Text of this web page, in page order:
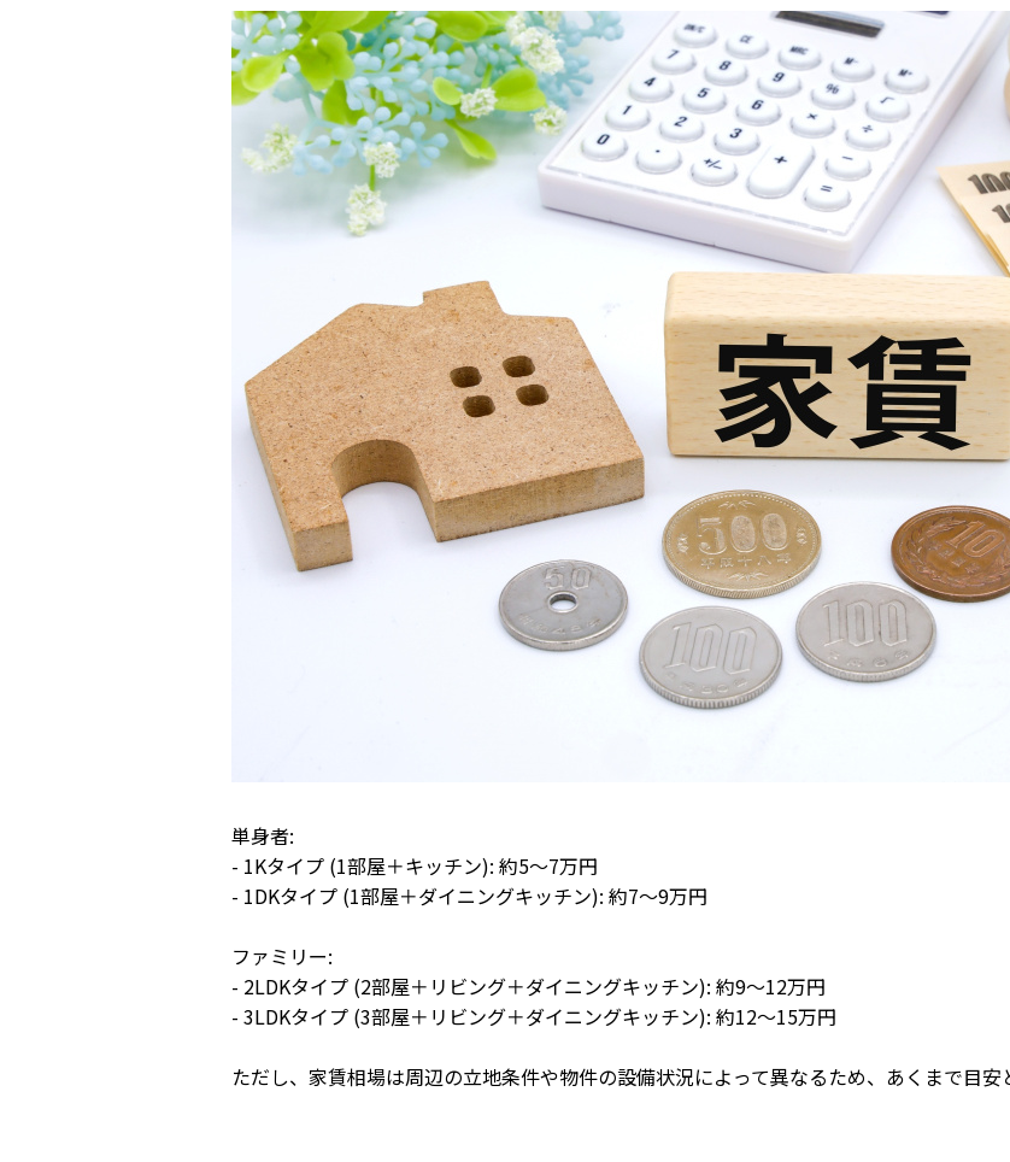
単身者:
- 1Kタイプ (1部屋＋キッチン): 約5～7万円
- 1DKタイプ (1部屋＋ダイニングキッチン): 約7～9万円
ファミリー:
- 2LDKタイプ (2部屋＋リビング＋ダイニングキッチン): 約9～12万円
- 3LDKタイプ (3部屋＋リビング＋ダイニングキッチン): 約12～15万円
ただし、家賃相場は周辺の立地条件や物件の設備状況によって異なるため、あくまで目安